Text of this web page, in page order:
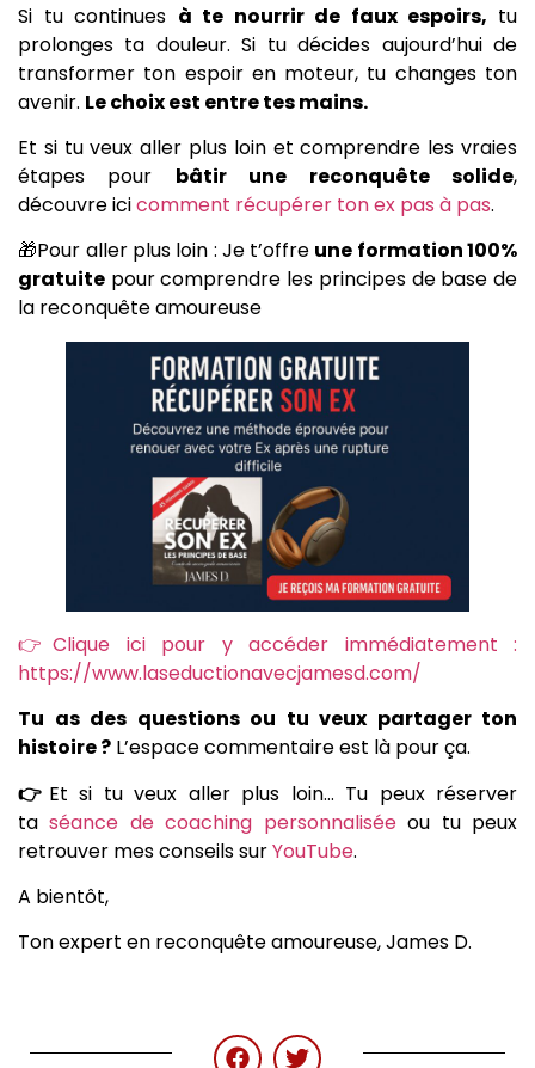
Si tu continues à te nourrir de faux espoirs, tu
prolonges ta douleur. Si tu décides aujourd’hui de
transformer ton espoir en moteur, tu changes ton
avenir. Le choix est entre tes mains.
Et si tu veux aller plus loin et comprendre les vraies
étapes pour bâtir une reconquête solide,
découvre icicomment récupérer ton ex pas à pas.
🎁Pour aller plus loin : Je t’offre une formation 100%
gratuite pour comprendre les principes de base de
la reconquête amoureuse
👉Clique ici pour y accéder immédiatement :
https://www.laseductionavecjamesd.com/
Tu as des questions ou tu veux partager ton
histoire ? L’espace commentaire est là pour ça.
👉 Et si tu veux aller plus loin… Tu peux réserver
taséance de coaching personnaliséeou tu peux
retrouver mes conseils surYouTube.
A bientôt,
Ton expert en reconquête amoureuse, James D.